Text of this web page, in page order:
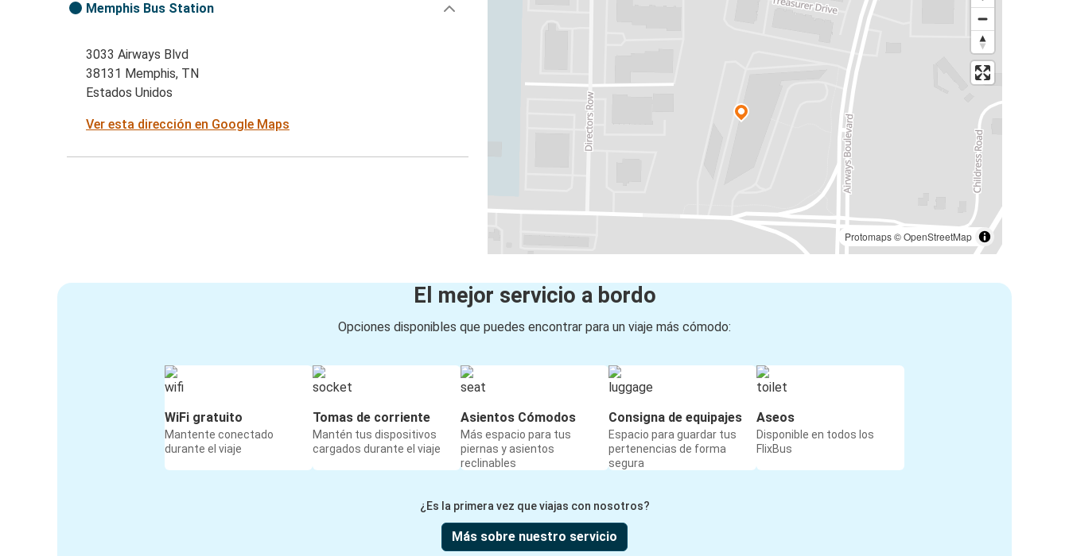
Protomaps©OpenStreetMap
Memphis Bus Station
3033 Airways Blvd
38131 Memphis, TN
Estados Unidos
Ver esta dirección en Google Maps
El mejor servicio a bordo
Opciones disponibles que puedes encontrar para un viaje más cómodo:
WiFi gratuito
Mantente conectado
durante el viaje
Tomas de corriente
Mantén tus dispositivos
cargados durante el viaje
Asientos Cómodos
Más espacio para tus
piernas y asientos
reclinables
Consigna de equipajes
Espacio para guardar tus
pertenencias de forma
segura
Aseos
Disponible en todos los
FlixBus
¿Es la primera vez que viajas con nosotros?
Más sobre nuestro servicio